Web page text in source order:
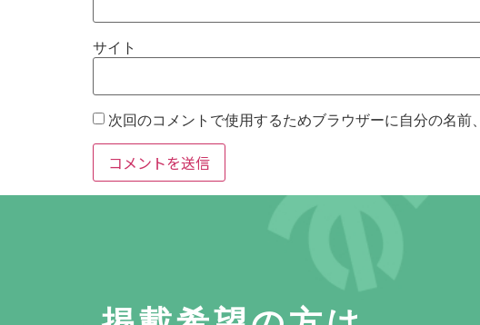
サイト
次回のコメントで使用するためブラウザーに自分の名前